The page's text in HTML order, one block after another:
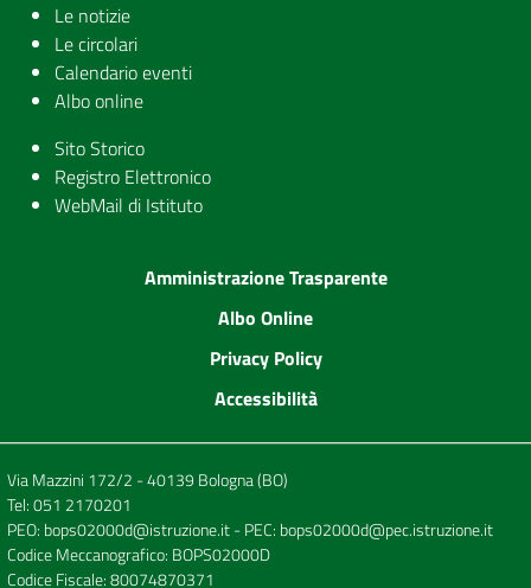
Le notizie
Le circolari
Calendario eventi
Albo online
Sito Storico
Registro Elettronico
WebMail di Istituto
Amministrazione Trasparente
Albo Online
Privacy Policy
Accessibilità
Via Mazzini 172/2 - 40139 Bologna (BO)
Tel:051 2170201
PEO: bops02000d@istruzione.it- PEC: bops02000d@pec.istruzione.it
Codice Meccanografico: BOPS02000D
Codice Fiscale: 80074870371